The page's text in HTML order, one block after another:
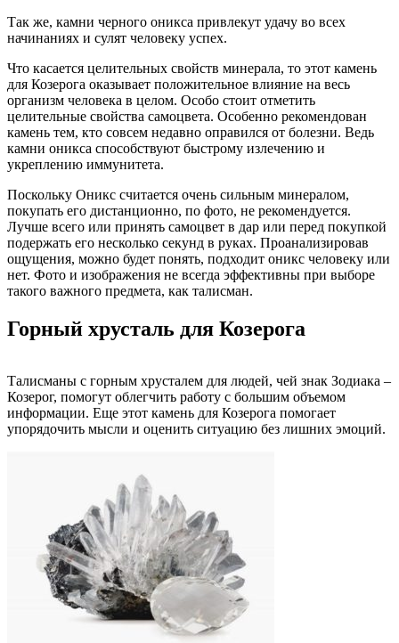
Так же, камни черного оникса привлекут удачу во всех
начинаниях и сулят человеку успех.
Что касается целительных свойств минерала, то этот камень
для Козерога оказывает положительное влияние на весь
организм человека в целом. Особо стоит отметить
целительные свойства самоцвета. Особенно рекомендован
камень тем, кто совсем недавно оправился от болезни. Ведь
камни оникса способствуют быстрому излечению и
укреплению иммунитета.
Поскольку Оникс считается очень сильным минералом,
покупать его дистанционно, по фото, не рекомендуется.
Лучше всего или принять самоцвет в дар или перед покупкой
подержать его несколько секунд в руках. Проанализировав
ощущения, можно будет понять, подходит оникс человеку или
нет. Фото и изображения не всегда эффективны при выборе
такого важного предмета, как талисман.
Горный хрусталь для Козерога
Талисманы с горным хрусталем для людей, чей знак Зодиака –
Козерог, помогут облегчить работу с большим объемом
информации. Еще этот камень для Козерога помогает
упорядочить мысли и оценить ситуацию без лишних эмоций.